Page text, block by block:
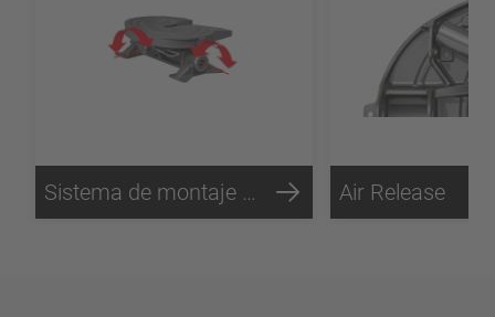
Sistema de montaje oscilatorio Air Release